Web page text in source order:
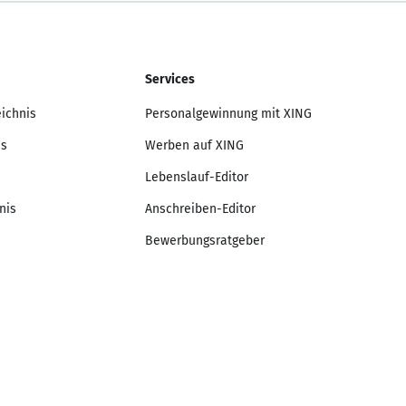
Services
Personalgewinnung mit XING
Werben auf XING
Lebenslauf-Editor
Anschreiben-Editor
Bewerbungsratgeber